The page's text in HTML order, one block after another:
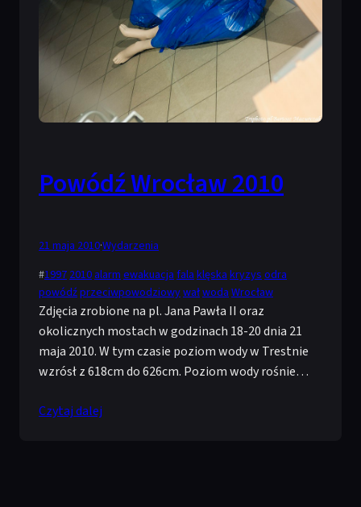
Powódź Wrocław 2010
21 maja 2010·Wydarzenia
#19972010alarmewakuacjafalaklęskakryzysodra
powódźprzeciwpowodziowywałwodaWrocław
Zdjęcia zrobione na pl. Jana Pawła II oraz
okolicznych mostach w godzinach 18-20 dnia 21
maja 2010. W tym czasie poziom wody w Trestnie
wzrósł z 618cm do 626cm. Poziom wody rośnie…
Czytaj dalej